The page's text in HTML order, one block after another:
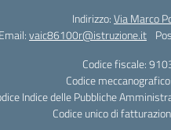
Indirizzo:Via Marco
Email:vaic86100r@istruzione.it
Codice fiscale:
Codice meccanografico:
Indice delle Pubbliche
Codice unico di